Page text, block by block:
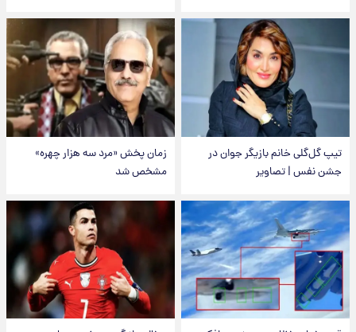
تیپ گل‌گلی خانم بازیگر جوان در
جشن نفس | تصاویر
زمان پخش «مرد سه هزار چهره»
مشخص شد